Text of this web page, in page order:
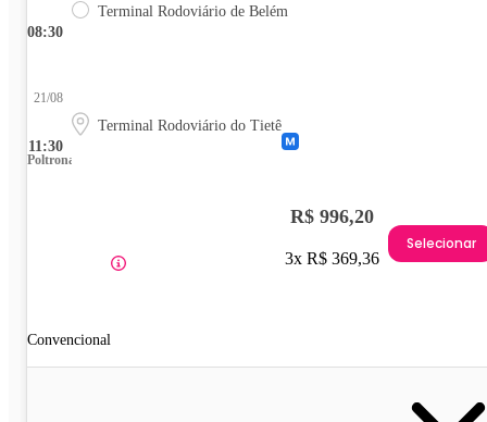
08:30
Terminal Rodoviário de Belém
11:30
21/08
Terminal Rodoviário do Tietê
Poltrona
Convencional
R$ 996,20
3x R$ 369,36
Selecionar